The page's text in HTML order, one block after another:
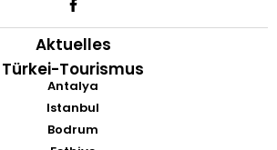
Aktuelles
Türkei-Tourismus
Antalya
Istanbul
Bodrum